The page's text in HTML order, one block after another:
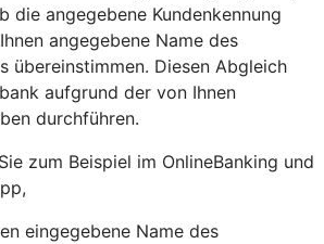
die angegebene Kundenkennung
angegebene Name des
übereinstimmen. Diesen Abgleich
aufgrund der von Ihnen
durchführen.
zum Beispiel im OnlineBanking und
eingegebene Name des